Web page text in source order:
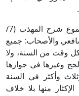
وقال الإمام محيي الدين النووي في المجموع شرح المهذب (7/
الشافعي والأصحاب: جميع
وقت من السنة، ولا
وغيرها في جوازها
وأكثر في السنة
منها بلا خلاف